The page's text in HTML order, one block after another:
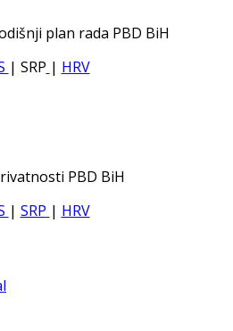
plan rada PBD BiH
| SRP | HRV
PBD BiH
| SRP | HRV